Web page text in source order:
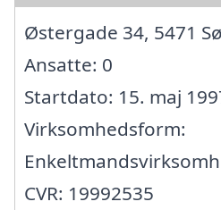
Østergade 34, 5471
Ansatte: 0
Startdato: 15. maj
Virksomhedsform:
CVR: 19992535